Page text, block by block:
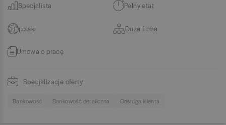
Specjalista Pełny etat
polski Duża firma
Umowa o pracę
Specjalizacje oferty
Bankowość Bankowość detaliczna Obsługa klienta